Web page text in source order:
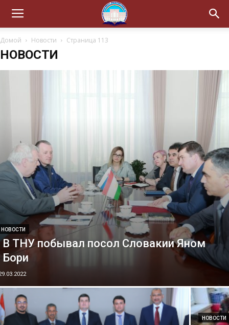
Домой Новости Страница 113
НОВОСТИ
НОВОСТИ
В ТНУ побывал посол Словакии Яном
Бори
НОВОСТИ